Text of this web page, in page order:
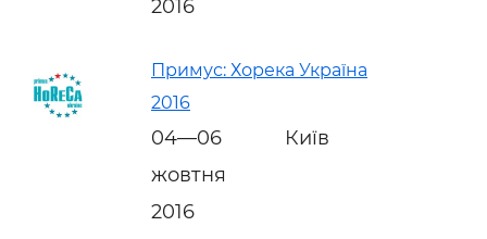
2016
Примус: Хорека Україна
2016
04—06
жовтня
2016
Київ